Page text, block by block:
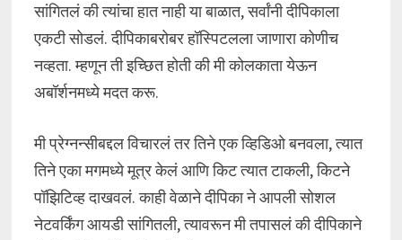
सांगितलं की त्यांचा हात नाही या बाळात, सर्वांनी दीपिकाला
एकटी सोडलं. दीपिकाबरोबर हॉस्पिटलला जाणारा कोणीच
नव्हता. म्हणून ती इच्छित होती की मी कोलकाता येऊन
अबॉर्शनमध्ये मदत करू.
मी प्रेग्नन्सीबद्दल विचारलं तर तिने एक व्हिडिओ बनवला, त्यात
तिने एका मगमध्ये मूत्र केलं आणि किट त्यात टाकली, किटने
पॉझिटिव्ह दाखवलं. काही वेळाने दीपिका ने आपली सोशल
नेटवर्किंग आयडी सांगितली, त्यावरून मी तपासलं की दीपिकाने